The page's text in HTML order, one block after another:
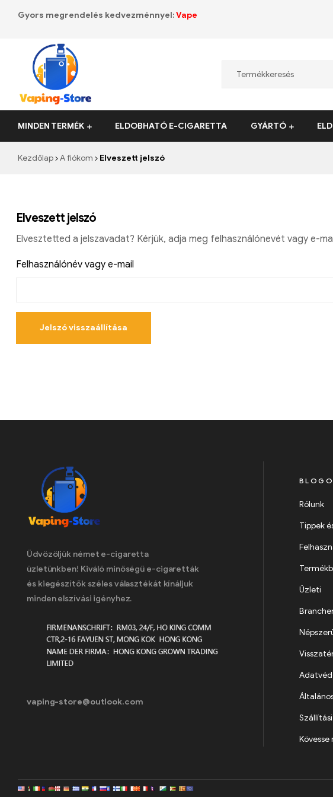
Gyors megrendelés kedvezménnyel:Vape
Vaping-
Store.de
MINDEN TERMÉK ELDOBHATÓ E-CIGARETTA GYÁRTÓ
Kezdőlap A fiókom Elveszett jelszó
Elveszett jelszó
Elvesztetted a jelszavadat? Kérjük, adja meg felhasználónevét vagy e-
Felhasználónév vagy e-mail
Jelszó visszaállítása
Üdvözöljük német e-cigaretta
üzletünkben! Kiváló minőségű e-cigaretták
és kiegészítők széles választékát kínáljuk
minden elszívási igényhez.
vaping-store@outlook.com
Rólunk
Tippek
Üzleti